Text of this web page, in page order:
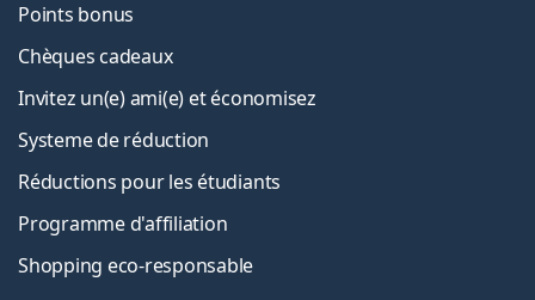
Points bonus
Chèques cadeaux
Invitez un(e) ami(e) et économisez
Systeme de réduction
Réductions pour les étudiants
Programme d'affiliation
Shopping eco-responsable